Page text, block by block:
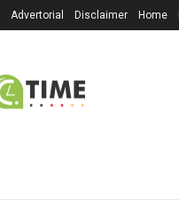
Advertorial Disclaimer Home